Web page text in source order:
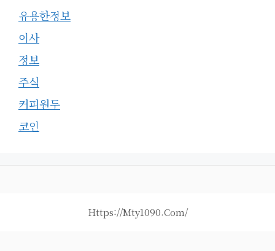
유용한정보
이사
정보
주식
커피원두
코인
Https://mty1090.com/